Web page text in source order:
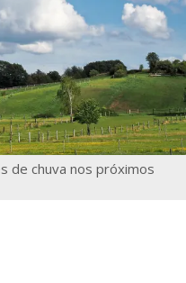
de chuva nos próximos